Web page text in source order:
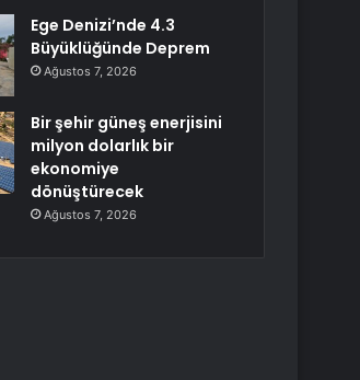
Ege Denizi’nde 4.3
Büyüklüğünde Deprem
Ağustos 7, 2026
Bir şehir güneş enerjisini
milyon dolarlık bir
ekonomiye
dönüştürecek
Ağustos 7, 2026